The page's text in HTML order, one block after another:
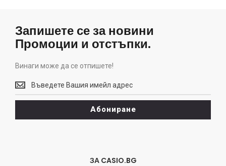
Запишете се за новини
Промоции и отстъпки.
Винаги може да се отпишете!
Винаги
може
да
отпишете!
Абониране
ЗА CASIO.BG